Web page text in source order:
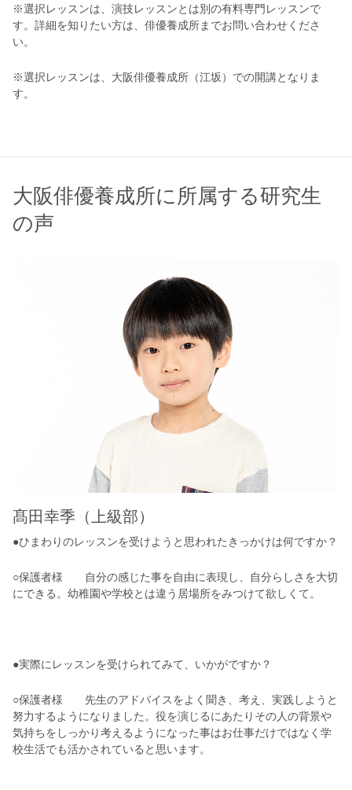
※選択レッスンは、演技レッスンとは別の有料専門レッスンで
す。詳細を知りたい方は、俳優養成所までお問い合わせくださ
い。
※選択レッスンは、大阪俳優養成所（江坂）での開講となりま
す。
大阪俳優養成所に所属する研究生
の声
髙田幸季（上級部）
●ひまわりのレッスンを受けようと思われたきっかけは何ですか？
○保護者様 自分の感じた事を自由に表現し、自分らしさを大切
にできる。幼稚園や学校とは違う居場所をみつけて欲しくて。
●実際にレッスンを受けられてみて、いかがですか？
○保護者様 先生のアドバイスをよく聞き、考え、実践しようと
努力するようになりました。役を演じるにあたりその人の背景や
気持ちをしっかり考えるようになった事はお仕事だけではなく学
校生活でも活かされていると思います。